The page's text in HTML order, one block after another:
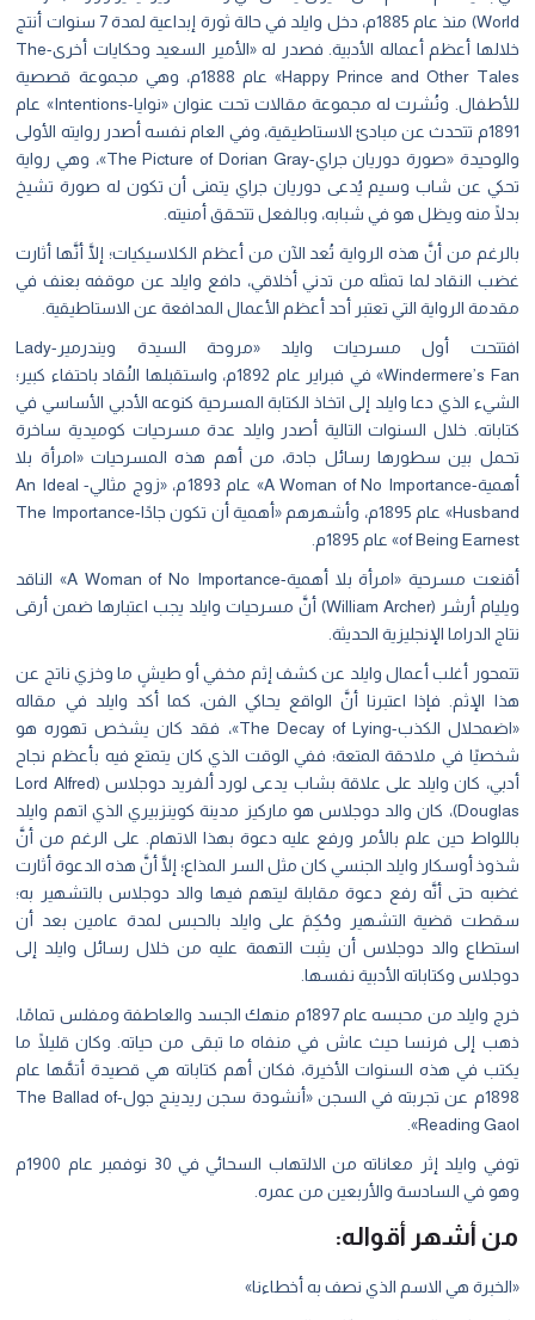
World) منذ عام 1885م، دخل وايلد في حالة ثورة إبداعية لمدة 7 سنوات أنتج
خلالها أعظم أعماله الأدبية. فصدر له «الأمير السعيد وحكايات أخرى-The
Happy Prince and Other Tales» عام 1888م، وهي مجموعة قصصية
للأطفال. ونُشرت له مجموعة مقالات تحت عنوان «نوايا-Intentions» عام
1891م تتحدث عن مبادئ الاستاطيقية، وفي العام نفسه أصدر روايته الأولى
والوحيدة «صورة دوريان جراي-The Picture of Dorian Gray»، وهي رواية
تحكي عن شاب وسيم يُدعى دوريان جراي يتمنى أن تكون له صورة تشيخ
بدلًا منه ويظل هو في شبابه، وبالفعل تتحقق أمنيته.
بالرغم من أنَّ هذه الرواية تُعد الآن من أعظم الكلاسيكيات؛ إلَّا أنَّها أثارت
غضب النقاد لما تمثله من تدني أخلاقي، دافع وايلد عن موقفه بعنف في
مقدمة الرواية التي تعتبر أحد أعظم الأعمال المدافعة عن الاستاطيقية.
افتتحت أول مسرحيات وايلد «مروحة السيدة ويندرمير-Lady
Windermere’s Fan» في فبراير عام 1892م، واستقبلها النُقاد باحتفاء كبير؛
الشيء الذي دعا وايلد إلى اتخاذ الكتابة المسرحية كنوعه الأدبي الأساسي في
كتاباته. خلال السنوات التالية أصدر وايلد عدة مسرحيات كوميدية ساخرة
تحمل بين سطورها رسائل جادة، من أهم هذه المسرحيات «امرأة بلا
أهمية-A Woman of No Importance» عام 1893م، «زوج مثالي- An Ideal
Husband» عام 1895م، وأشهرهم «أهمية أن تكون جادًا-The Importance
of Being Earnest» عام 1895م.
أقنعت مسرحية «امرأة بلا أهمية-A Woman of No Importance» الناقد
ويليام أرشر (William Archer) أنَّ مسرحيات وايلد يجب اعتبارها ضمن أرقى
نتاج الدراما الإنجليزية الحديثة.
تتمحور أغلب أعمال وايلد عن كشف إثم مخفي أو طيشٍ ما وخزي ناتج عن
هذا الإثم. فإذا اعتبرنا أنَّ الواقع يحاكي الفن، كما أكد وايلد في مقاله
«اضمحلال الكذب-The Decay of Lying»، فقد كان يشخص تهوره هو
شخصيًا في ملاحقة المتعة؛ ففي الوقت الذي كان يتمتع فيه بأعظم نجاح
أدبي، كان وايلد على علاقة بشاب يدعى لورد ألفريد دوجلاس (Lord Alfred
Douglas)، كان والد دوجلاس هو ماركيز مدينة كوينزبيري الذي اتهم وايلد
باللواط حين علم بالأمر ورفع عليه دعوة بهذا الاتهام. على الرغم من أنَّ
شذوذ أوسكار وايلد الجنسي كان مثل السر المذاع؛ إلَّا أنَّ هذه الدعوة أثارت
غضبه حتى أنَّه رفع دعوة مقابلة ليتهم فيها والد دوجلاس بالتشهير به؛
سقطت قضية التشهير وحُكِمَ على وايلد بالحبس لمدة عامين بعد أن
استطاع والد دوجلاس أن يثبت التهمة عليه من خلال رسائل وايلد إلى
دوجلاس وكتاباته الأدبية نفسها.
خرج وايلد من محبسه عام 1897م منهك الجسد والعاطفة ومفلس تمامًا،
ذهب إلى فرنسا حيث عاش في منفاه ما تبقى من حياته. وكان قليلًا ما
يكتب في هذه السنوات الأخيرة، فكان أهم كتاباته هي قصيدة أتمَّها عام
1898م عن تجربته في السجن «أنشودة سجن ريدينج جول-The Ballad of
Reading Gaol».
توفي وايلد إثر معاناته من الالتهاب السحائي في 30 نوفمبر عام 1900م
وهو في السادسة والأربعين من عمره.
من أشهر أقواله:
«الخبرة هي الاسم الذي نصف به أخطاءنا»